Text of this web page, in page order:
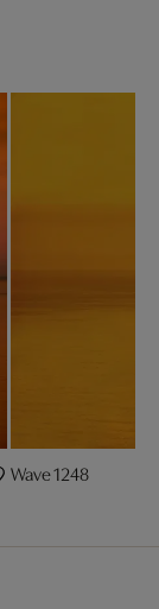
Wave 1248